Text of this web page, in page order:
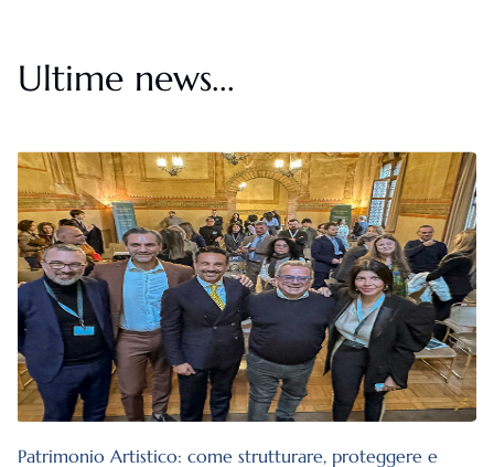
Ultime news...
Patrimonio Artistico: come strutturare, proteggere e